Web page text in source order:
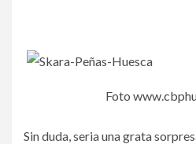
Foto
Sin duda, seria una grata